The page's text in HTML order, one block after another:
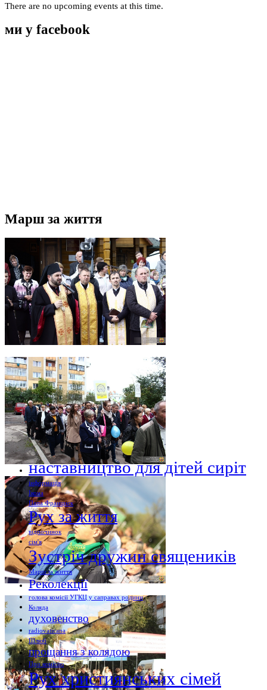
There are no upcoming events at this time.
ми у facebook
Марш за життя
наставництво для дітей сиріт
інформація
Ікона
Папа Франциск
Рух за життя
відпочинок
сім'я
Зустріч дружин священиків
Марш за життя
Реколекції
голова комісії УГКЦ у саправах родини
Коляда
духовенство
radiovaticana
Шлюб
прощання з колядою
Про комісію
Рух християнських сімей